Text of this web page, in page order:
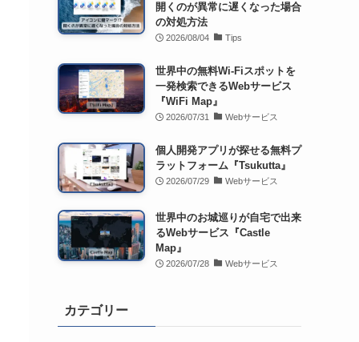
開くのが異常に遅くなった場合
の対処方法
2026/08/04 Tips
世界中の無料Wi-Fiスポットを
一発検索できるWebサービス
『WiFi Map』
2026/07/31 Webサービス
個人開発アプリが探せる無料プ
ラットフォーム『Tsukutta』
2026/07/29 Webサービス
世界中のお城巡りが自宅で出来
るWebサービス『Castle
Map』
2026/07/28 Webサービス
カテゴリー